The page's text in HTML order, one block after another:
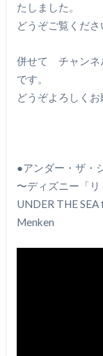
たしました。
どうぞご覧くださ
併せて チャンネ
です。
どうぞよろしくお
●アンダー・ザ・
〜ディズニー「
UNDER THE
Menken